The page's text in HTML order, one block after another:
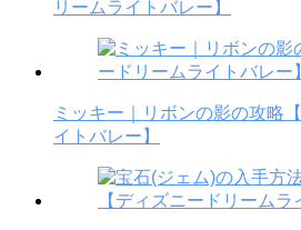
リームライトバレー】
ミッキー｜リボンの影の攻略
イトバレー】